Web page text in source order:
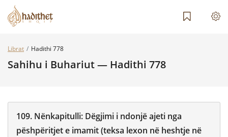
Librat Hadithi 778
Sahihu i Buhariut — Hadithi 778
109. Nënkapitulli: Dëgjimi i ndonjë ajeti nga
pëshpëritjet e imamit (teksa lexon në heshtje në